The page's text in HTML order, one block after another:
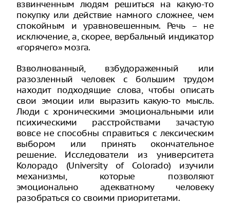
взвинченным людям решиться на какую-то
покупку или действие намного сложнее, чем
спокойным и уравновешенным. Речь – не
исключение, а, скорее, вербальный индикатор
«горячего» мозга.
Взволнованный, взбудораженный или
разозленный человек с большим трудом
находит подходящие слова, чтобы описать
свои эмоции или выразить какую-то мысль.
Люди с хроническими эмоциональными или
психическими расстройствами зачастую
вовсе не способны справиться с лексическим
выбором или принять окончательное
решение. Исследователи из университета
Колорадо (University of Colorado) изучили
механизмы, которые позволяют
эмоционально адекватному человеку
разобраться со своими приоритетами.